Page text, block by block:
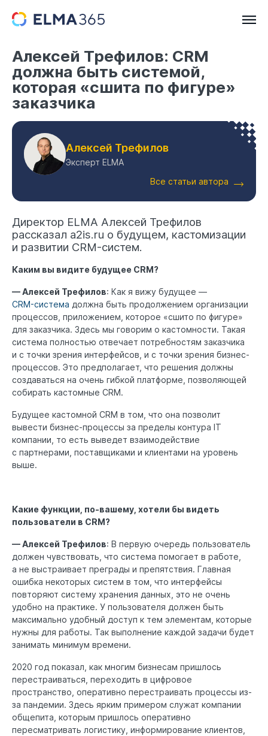
Алексей Трефилов: CRM
должна быть системой,
которая «сшита по фигуре»
заказчика
Алексей Трефилов
Эксперт ELMA
Все статьи автора
Директор ELMA Алексей Трефилов
рассказал a2is.ru о будущем, кастомизации
и развитии CRM-систем.
Каким вы видите будущее CRM?
— Алексей Трефилов: Как я вижу будущее —
CRM-система должна быть продолжением организации
процессов, приложением, которое «сшито по фигуре»
для заказчика. Здесь мы говорим о кастомности. Такая
система полностью отвечает потребностям заказчика
и с точки зрения интерфейсов, и с точки зрения бизнес-
процессов. Это предполагает, что решения должны
создаваться на очень гибкой платформе, позволяющей
собирать кастомные CRM.
Будущее кастомной CRM в том, что она позволит
вывести бизнес-процессы за пределы контура IT
компании, то есть выведет взаимодействие
с партнерами, поставщиками и клиентами на уровень
выше.
Какие функции, по-вашему, хотели бы видеть
пользователи в CRM?
— Алексей Трефилов: В первую очередь пользователь
должен чувствовать, что система помогает в работе,
а не выстраивает преграды и препятствия. Главная
ошибка некоторых систем в том, что интерфейсы
повторяют систему хранения данных, это не очень
удобно на практике. У пользователя должен быть
максимально удобный доступ к тем элементам, которые
нужны для работы. Так выполнение каждой задачи будет
занимать минимум времени.
2020 год показал, как многим бизнесам пришлось
перестраиваться, переходить в цифровое
пространство, оперативно перестраивать процессы из-
за пандемии. Здесь ярким примером служат компании
общепита, которым пришлось оперативно
пересматривать логистику, информирование клиентов,